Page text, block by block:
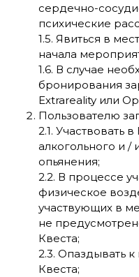
сердечно-
психические
1.5. Явиться в
начала
1.6. В случае
бронирования
Extrareality или
Пользователю
2.1. Участвовать
алкогольного и /
опьянения;
2.2. В процессе
физическое
участвующих в
не
Квеста;
2.3. Опаздывать
Квеста;